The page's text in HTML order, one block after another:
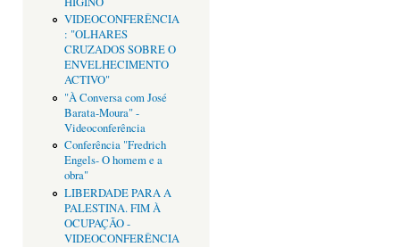
VIDEOCONFERÊNCIA
: "OLHARES
CRUZADOS SOBRE O
ENVELHECIMENTO
ACTIVO"
"À Conversa com José
Barata-Moura" -
Videoconferência
Conferência "Fredrich
Engels- O homem e a
obra"
LIBERDADE PARA A
PALESTINA. FIM À
OCUPAÇÃO -
VIDEOCONFERÊNCIA